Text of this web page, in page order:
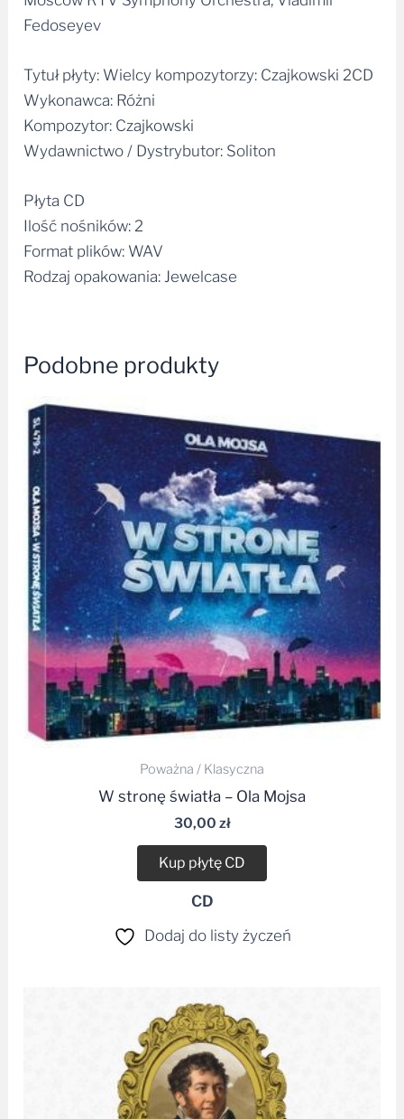
Fedoseyev
Tytuł płyty: Wielcy kompozytorzy: Czajkowski 2CD
Wykonawca: Różni
Kompozytor: Czajkowski
Wydawnictwo / Dystrybutor: Soliton
Płyta CD
Ilość nośników: 2
Format plików: WAV
Rodzaj opakowania: Jewelcase
Podobne produkty
Poważna / Klasyczna
W stronę światła – Ola Mojsa
30,00 zł
Kup płytę CD
CD
Dodaj do listy życzeń